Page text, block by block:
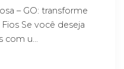
– GO: transforme
Se você deseja
com u...